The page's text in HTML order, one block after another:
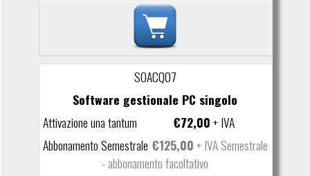
SOACQ07
Software gestionale PC singolo
€72,00+ IVA
€125,00+ IVA Semestrale
- abbonamento facoltativo